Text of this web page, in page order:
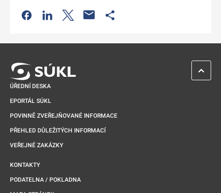
Odkaz se otevře na nové kartě
Odkaz se otevře na nové kartě
Odkaz se otevře na nové kartě
ÚŘEDNÍ DESKA
EPORTÁL SÚKL
POVINNĚ ZVEŘEJŇOVANÉ INFORMACE
PŘEHLED DŮLEŽITÝCH INFORMACÍ
VEŘEJNÉ ZAKÁZKY
KONTAKTY
PODATELNA / POKLADNA
ZPĚT